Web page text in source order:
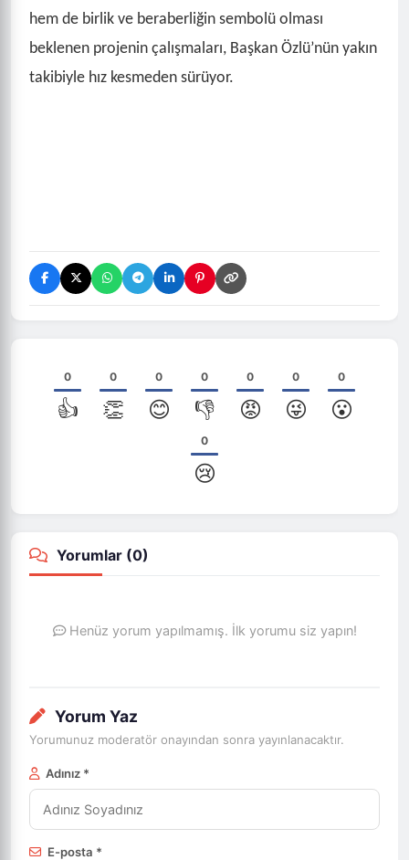
hem de birlik ve beraberliğin sembolü olması
beklenen projenin çalışmaları, Başkan Özlü’nün yakın
takibiyle hız kesmeden sürüyor.
0
👍
0
👏
0
😊
0
👎
0
😡
0
😜
0
😮
0
😢
Yorumlar (0)
Henüz yorum yapılmamış. İlk yorumu siz yapın!
Yorum Yaz
Yorumunuz moderatör onayından sonra yayınlanacaktır.
Adınız *
E-posta *